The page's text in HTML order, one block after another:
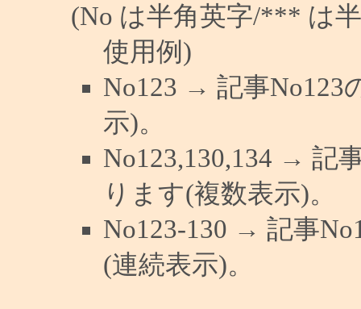
(No は半角英字/*** は
使用例)
No123 → 記事No123
示)。
No123,130,134 → 記
ります(複数表示)。
No123-130 → 記事
(連続表示)。